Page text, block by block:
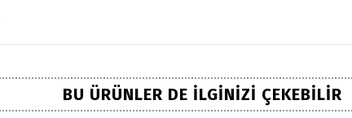
BU ÜRÜNLER DE İLGINIZI ÇEKEBILIR